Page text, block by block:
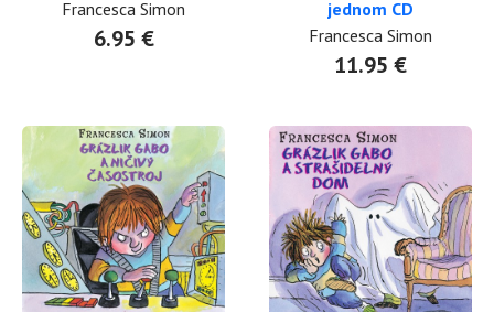
Francesca Simon
6.95 €
jednom CD
Francesca Simon
11.95 €